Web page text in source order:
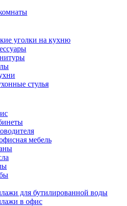
уголки на кухню
стулья
мебель
для бутилированной воды
в офис